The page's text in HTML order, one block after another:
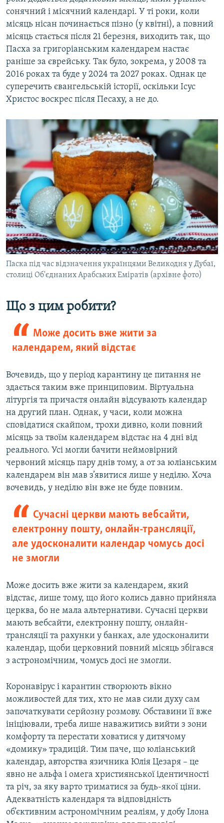
сонячний і місячний календарі. У ті роки, коли
місяць нісан починається пізно (у квітні), а повний
місяць стається після 21 березня, виходить так, що
Пасха за григоріанським календарем настає
раніше за єврейську. Так було, зокрема, у 2008 та
2016 роках та буде у 2024 та 2027 роках. Однак це
суперечить євангельській історії, оскільки Ісус
Христос воскрес після Песаху, а не до.
Паска під час відзначення українцями Великодня у Дубаї,
столиці Об'єднаних Арабських Еміратів (архівне фото)
Що з цим робити?
Може досить вже жити за
календарем, який відстає
Вочевидь, що у період карантину це питання не
здається таким вже принциповим. Віртуальна
літургія та причастя онлайн відсувають календар
на другий план. Однак, у часи, коли можна
сповідатися скайпом, трохи дивно, коли повний
місяць за твоїм календарем відстає на 4 дні від
реального. Усі могли бачити неймовірний
червоний місяць пару днів тому, а от за юліанським
календарем він мав з’явитися лише у неділю. Хоча
вочевидь, у неділю він вже не буде повним.
Сучасні церкви мають вебсайти,
електронну пошту, онлайн-трансляції,
але удосконалити календар чомусь досі
не змогли
Може досить вже жити за календарем, який
відстає, лише тому, що його колись давно прийняла
церква, бо не мала альтернативи. Сучасні церкви
мають вебсайти, електронну пошту, онлайн-
трансляції та рахунки у банках, але удосконалити
календар, щоби церковний повний місяць збігався
з астрономічним, чомусь досі не змогли.
Коронавірус і карантин створюють вікно
можливостей для тих, хто не мав сили духу сам
започаткувати серйозну розмову. Обставини її вже
ініціювали, треба лише наважитись вийти з зони
комфорту та перестати ховатися у дитячому
«домику» традицій. Тим паче, що юліанський
календар, авторства язичника Юлія Цезаря – це
явно не альфа і омега християнської ідентичності
та річ, за яку варто триматися за будь-якої ціни.
Адекватність календаря та відповідність
об’єктивним астрономічним реаліям, у добу Ілона